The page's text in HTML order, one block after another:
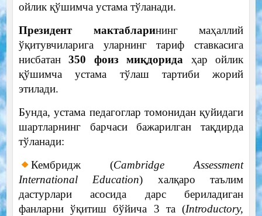
ойлик қўшимча устама тўланади.
Президент мактабларининг маҳаллий
ўқитувчиларига уларнинг тариф ставкасига
нисбатан350 фоиз миқдорида ҳар ойлик
қўшимча устама тўлаш тартиби жорий
этилади.
Бунда, устама педагоглар томонидан қуйидаги
шартларнинг барчаси бажарилган тақдирда
тўланади:
Кембридж (Cambridge Assessment
International Education) халқаро таълим
дастурлари асосида дарс бериладиган
фанларни ўқитиш бўйича 3 та (Introductory,